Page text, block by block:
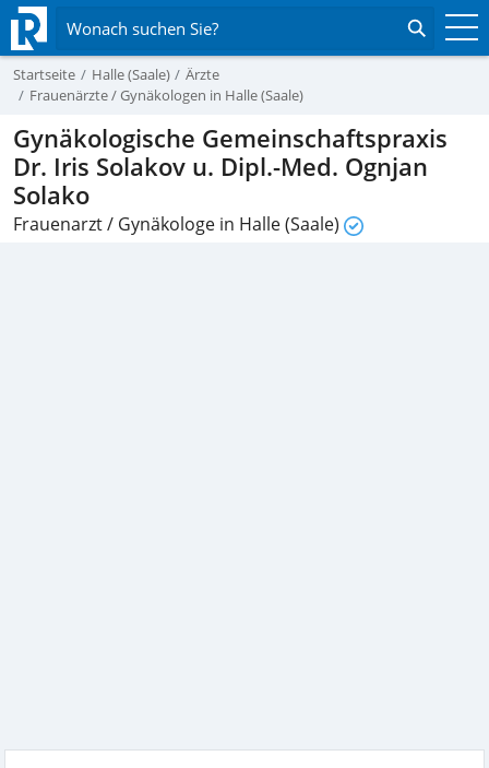
Wonach suchen Sie?
Startseite Halle (Saale)
Ärzte
Frauenärzte / Gynäkologen in Halle (Saale)
Gynäkologische Gemeinschaftspraxis
Dr. Iris Solakov u. Dipl.-Med. Ognjan
Solako
Frauenarzt / Gynäkologe in Halle (Saale)